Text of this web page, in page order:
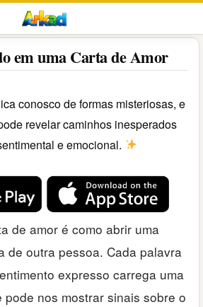
em uma Carta de Amor
conosco de formas misteriosas, e
revelar caminhos inesperados
e emocional.
de amor é como abrir uma
de outra pessoa. Cada palavra
expresso carrega uma
nos mostrar sinais sobre o